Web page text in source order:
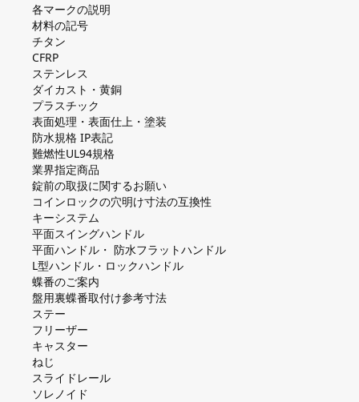
各マークの説明
材料の記号
チタン
CFRP
ステンレス
ダイカスト・⻩銅
プラスチック
表面処理・表面仕上・塗装
防⽔規格 IP表記
難燃性UL94規格
業界指定商品
錠前の取扱に関するお願い
コインロックの⽳明け⼨法の互換性
キーシステム
平⾯スイングハンドル
平⾯ハンドル・ 防⽔フラットハンドル
L型ハンドル・ロックハンドル
蝶番のご案内
盤⽤裏蝶番取付け参考⼨法
ステー
フリーザー
キャスター
ねじ
スライドレール
ソレノイド